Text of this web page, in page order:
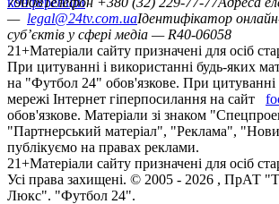
— legal@24tv.com.uaІдентифікатор
суб’єктів у сфері медіа — R40-06058
21+Матеріали сайту призначені для осіб
При цитуванні і використанні будь-яких
на "Футбол 24" обов'язкове. При цитуванні
мережі Інтернет гіперпосилання на сайт
обов'язкове. Матеріали зі знаком
"Партнерський матеріал", "Реклама",
публікуємо на правах реклами.
21+Матеріали сайту призначені для осіб
Усi права захищенi. © 2005 - 2026 , ПрАТ
Люкс". "Футбол 24".